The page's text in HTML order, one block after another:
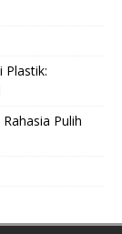
Plastik:
Pulih